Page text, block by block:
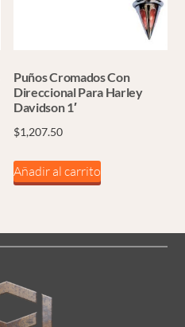
Puños Cromados Con
Direccional Para Harley
Davidson 1′
$1,207.50
Añadir al carrito